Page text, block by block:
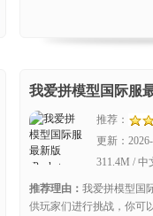
我爱拼模型国际服
World 3D)
推荐：
更新：
311.4M / 中
推荐理由： 我爱拼模型国
供玩家们进行挑战，你可